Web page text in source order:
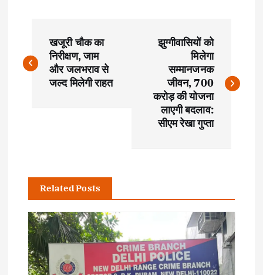
o
a
v
g
खजूरी चौक का
निरीक्षण, जाम
और जलभराव से
जल्द मिलेगी राहत
झुग्गीवासियों को
मिलेगा
सम्मानजनक
जीवन, 700
करोड़ की योजना
लाएगी बदलाव:
सीएम रेखा गुप्ता
Related Posts